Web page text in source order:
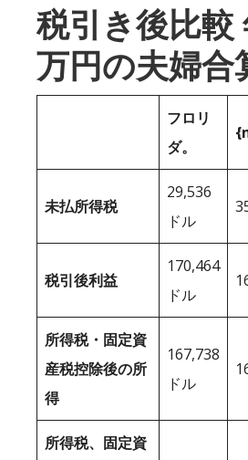
税引き後比較
万円の夫婦合
フロリ
ダ。
未払所得税
29,536
ドル
税引後利益
170,464
ドル
所得税・固定資
産税控除後の所
得
167,738
ドル
所得税、固定資